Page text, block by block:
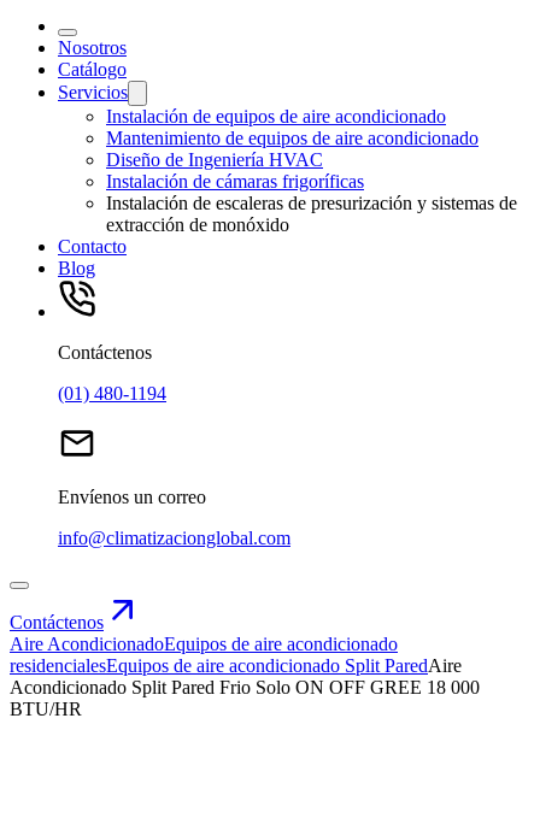
Nosotros
Catálogo
Servicios
Instalación de equipos de aire acondicionado
Mantenimiento de equipos de aire acondicionado
Diseño de Ingeniería HVAC
Instalación de cámaras frigoríficas
Instalación de escaleras de presurización y sistemas de
extracción de monóxido
Contacto
Blog
Contáctenos
(01) 480-1194
Envíenos un correo
info@climatizacionglobal.com
Contáctenos
Aire AcondicionadoEquipos de aire acondicionado
residencialesEquipos de aire acondicionado Split ParedAire
Acondicionado Split Pared Frio Solo ON OFF GREE 18 000
BTU/HR